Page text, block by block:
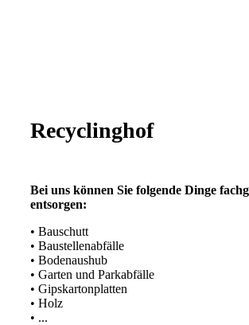
Recyclinghof
Bei uns können Sie folgende Dinge
entsorgen:
• Bauschutt
• Baustellenabfälle
• Bodenaushub
• Garten und Parkabfälle
• Gipskartonplatten
• Holz
• ...